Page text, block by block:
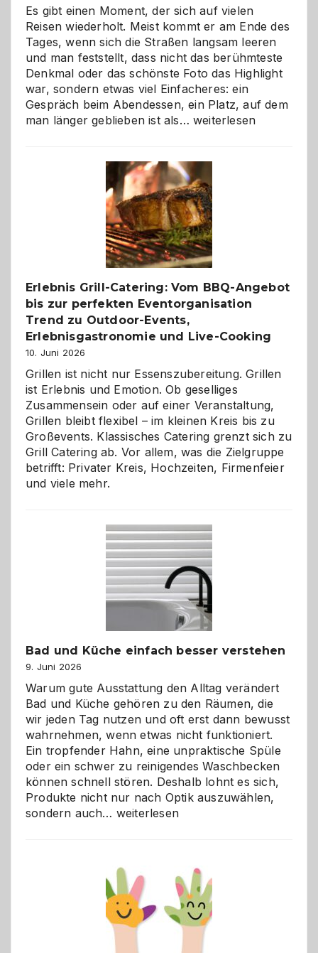
Es gibt einen Moment, der sich auf vielen
Reisen wiederholt. Meist kommt er am Ende des
Tages, wenn sich die Straßen langsam leeren
und man feststellt, dass nicht das berühmteste
Denkmal oder das schönste Foto das Highlight
war, sondern etwas viel Einfacheres: ein
Gespräch beim Abendessen, ein Platz, auf dem
man länger geblieben ist als… Als
–
die
Gelegenheit,
neue
Reiseziele
zu
entdecken
weiterlesen
Erlebnis Grill-Catering: Vom BBQ-Angebot
bis zur perfekten Eventorganisation
Trend zu Outdoor-Events,
Erlebnisgastronomie und Live-Cooking
10. Juni 2026
Grillen ist nicht nur Essenszubereitung. Grillen
ist Erlebnis und Emotion. Ob geselliges
Zusammensein oder auf einer Veranstaltung,
Grillen bleibt flexibel – im kleinen Kreis bis zu
Großevents. Klassisches Catering grenzt sich zu
Grill Catering ab. Vor allem, was die Zielgruppe
betrifft: Privater Kreis, Hochzeiten, Firmenfeier
und viele mehr.
Bad und Küche einfach besser verstehen
9. Juni 2026
Warum gute Ausstattung den Alltag verändert
Bad und Küche gehören zu den Räumen, die
wir jeden Tag nutzen und oft erst dann bewusst
wahrnehmen, wenn etwas nicht funktioniert.
Ein tropfender Hahn, eine unpraktische Spüle
oder ein schwer zu reinigendes Waschbecken
können schnell stören. Deshalb lohnt es sich,
Produkte nicht nur nach Optik auszuwählen,
sondern auch… Bad
besser
verstehen
weiterlesen